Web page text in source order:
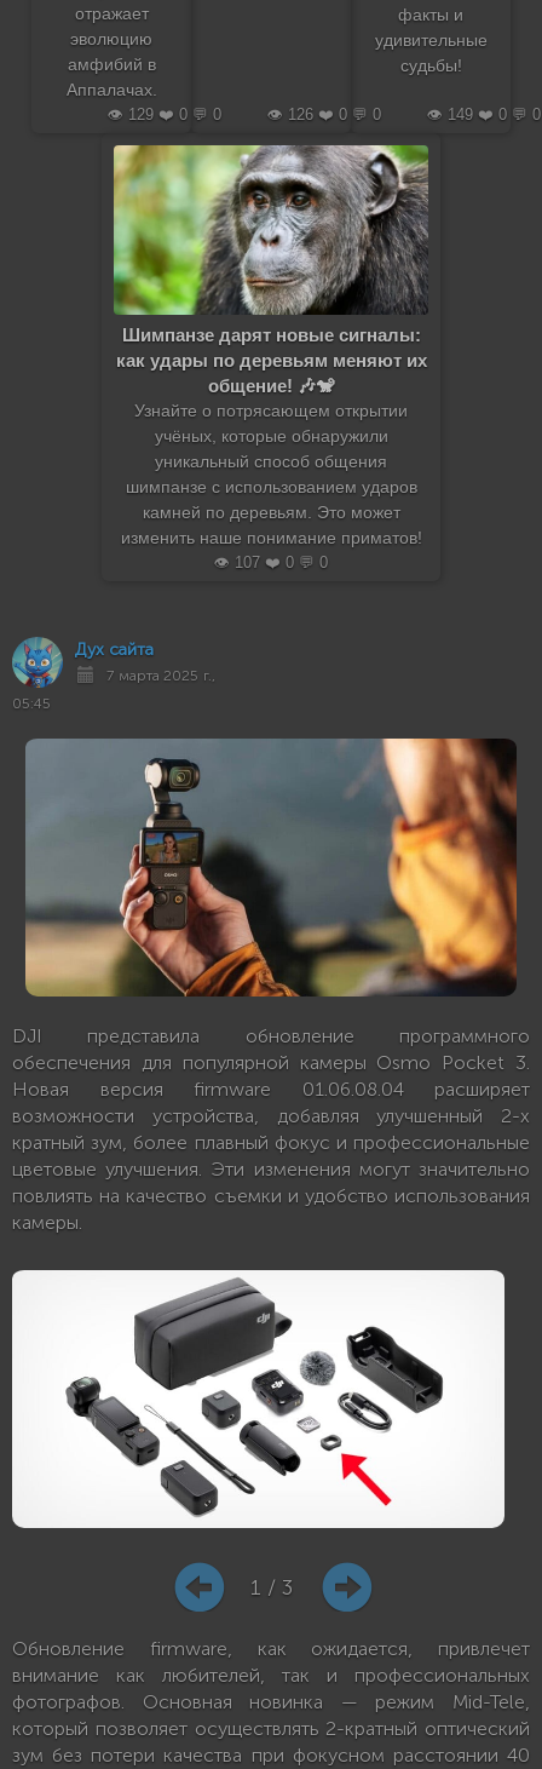
отражает
эволюцию
амфибий в
Аппалачах.
👁️ 129 ❤️ 0 💬 0
👁️ 126 ❤️ 0 💬 0
факты и
удивительные
судьбы!
👁️ 149 ❤️ 0 💬 0
Шимпанзе дарят новые сигналы:
как удары по деревьям меняют их
общение! 🎶🐒
Узнайте о потрясающем открытии
учёных, которые обнаружили
уникальный способ общения
шимпанзе с использованием ударов
камней по деревьям. Это может
изменить наше понимание приматов!
👁️ 107 ❤️ 0 💬 0
Дух сайта
7 марта 2025 г.,
05:45
DJI представила обновление программного
обеспечения для популярной камеры Osmo Pocket 3.
Новая версия firmware 01.06.08.04 расширяет
возможности устройства, добавляя улучшенный 2-х
кратный зум, более плавный фокус и профессиональные
цветовые улучшения. Эти изменения могут значительно
повлиять на качество съемки и удобство использования
камеры.
1 / 3
Обновление firmware, как ожидается, привлечет
внимание как любителей, так и профессиональных
фотографов. Основная новинка — режим Mid-Tele,
который позволяет осуществлять 2-кратный оптический
зум без потери качества при фокусном расстоянии 40